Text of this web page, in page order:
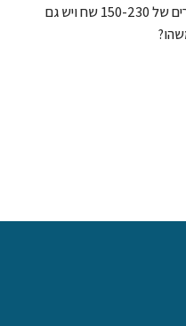
יש כל מיני אתרים שאפשר לרכוש במחירים של 150-230 שח ויש גם